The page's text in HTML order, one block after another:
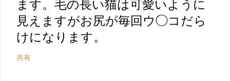
ます。毛の長い猫は可愛いように
見えますがお尻が毎回ウ◯コだら
けになります。
共有